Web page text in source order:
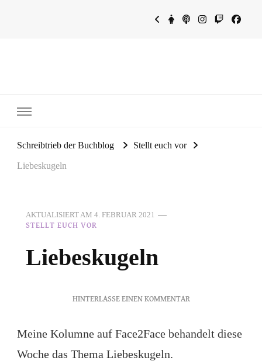
Schreibtrieb der Buchblog Stellt euch vor
Liebeskugeln
AKTUALISIERT AM 4. FEBRUAR 2021
STELLT EUCH VOR
Liebeskugeln
HINTERLASSE EINEN KOMMENTARZU
Meine Kolumne auf Face2Face behandelt diese
Woche das Thema Liebeskugeln.